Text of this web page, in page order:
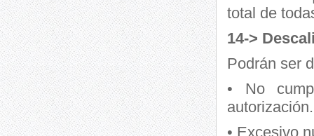
total de
14->
Podrán ser
• No
autorización.
• Excesivo